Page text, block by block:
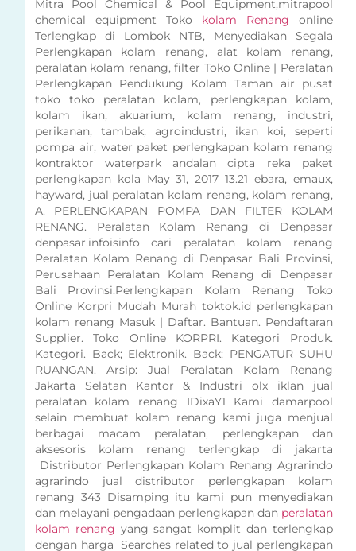
Mitra Pool Chemical & Pool Equipment,mitrapool
chemical equipment Toko kolam Renang online
Terlengkap di Lombok NTB, Menyediakan Segala
Perlengkapan kolam renang, alat kolam renang,
peralatan kolam renang, filter Toko Online | Peralatan
Perlengkapan Pendukung Kolam Taman air pusat
toko toko peralatan kolam, perlengkapan kolam,
kolam ikan, akuarium, kolam renang, industri,
perikanan, tambak, agroindustri, ikan koi, seperti
pompa air, water paket perlengkapan kolam renang
kontraktor waterpark andalan cipta reka paket
perlengkapan kola May 31, 2017 13.21 ebara, emaux,
hayward, jual peralatan kolam renang, kolam renang,
A. PERLENGKAPAN POMPA DAN FILTER KOLAM
RENANG. Peralatan Kolam Renang di Denpasar
denpasar.infoisinfo cari peralatan kolam renang
Peralatan Kolam Renang di Denpasar Bali Provinsi,
Perusahaan Peralatan Kolam Renang di Denpasar
Bali Provinsi.Perlengkapan Kolam Renang Toko
Online Korpri Mudah Murah toktok.id perlengkapan
kolam renang Masuk | Daftar. Bantuan. Pendaftaran
Supplier. Toko Online KORPRI. Kategori Produk.
Kategori. Back; Elektronik. Back; PENGATUR SUHU
RUANGAN. Arsip: Jual Peralatan Kolam Renang
Jakarta Selatan Kantor & Industri olx iklan jual
peralatan kolam renang IDixaY1 Kami damarpool
selain membuat kolam renang kami juga menjual
berbagai macam peralatan, perlengkapan dan
aksesoris kolam renang terlengkap di jakarta
Distributor Perlengkapan Kolam Renang Agrarindo
agrarindo jual distributor perlengkapan kolam
renang 343 Disamping itu kami pun menyediakan
dan melayani pengadaan perlengkapan dan peralatan
kolam renang yang sangat komplit dan terlengkap
dengan harga Searches related to jual perlengkapan